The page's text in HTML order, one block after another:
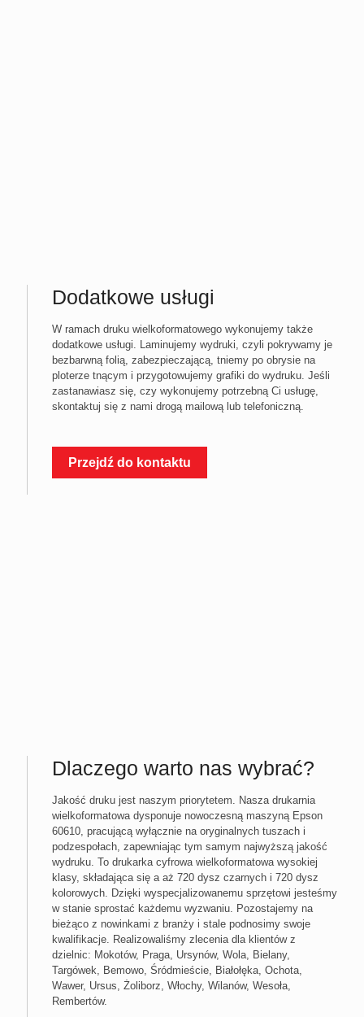
Dodatkowe usługi
W ramach druku wielkoformatowego wykonujemy także
dodatkowe usługi. Laminujemy wydruki, czyli pokrywamy je
bezbarwną folią, zabezpieczającą, tniemy po obrysie na
ploterze tnącym i przygotowujemy grafiki do wydruku. Jeśli
zastanawiasz się, czy wykonujemy potrzebną Ci usługę,
skontaktuj się z nami drogą mailową lub telefoniczną.
Przejdź do kontaktu
Dlaczego warto nas wybrać?
Jakość druku jest naszym priorytetem. Nasza drukarnia
wielkoformatowa dysponuje nowoczesną maszyną Epson
60610, pracującą wyłącznie na oryginalnych tuszach i
podzespołach, zapewniając tym samym najwyższą jakość
wydruku. To drukarka cyfrowa wielkoformatowa wysokiej
klasy, składająca się a aż 720 dysz czarnych i 720 dysz
kolorowych. Dzięki wyspecjalizowanemu sprzętowi jesteśmy
w stanie sprostać każdemu wyzwaniu. Pozostajemy na
bieżąco z nowinkami z branży i stale podnosimy swoje
kwalifikacje. Realizowaliśmy zlecenia dla klientów z
dzielnic: Mokotów, Praga, Ursynów, Wola, Bielany,
Targówek, Bemowo, Śródmieście, Białołęka, Ochota,
Wawer, Ursus, Żoliborz, Włochy, Wilanów, Wesoła,
Rembertów.